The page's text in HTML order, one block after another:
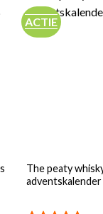
ACTIE
The peaty
adventskalender